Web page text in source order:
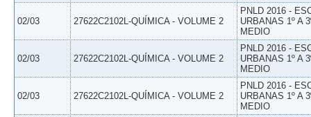
02/03 27622C2102L-QUÍMICA - VOLUME 2
PNLD 2016 -
URBANAS 1º A
MEDIO
02/03 27622C2102L-QUÍMICA - VOLUME 2
PNLD 2016 -
URBANAS 1º A
MEDIO
02/03 27622C2102L-QUÍMICA - VOLUME 2
PNLD 2016 -
URBANAS 1º A
MEDIO